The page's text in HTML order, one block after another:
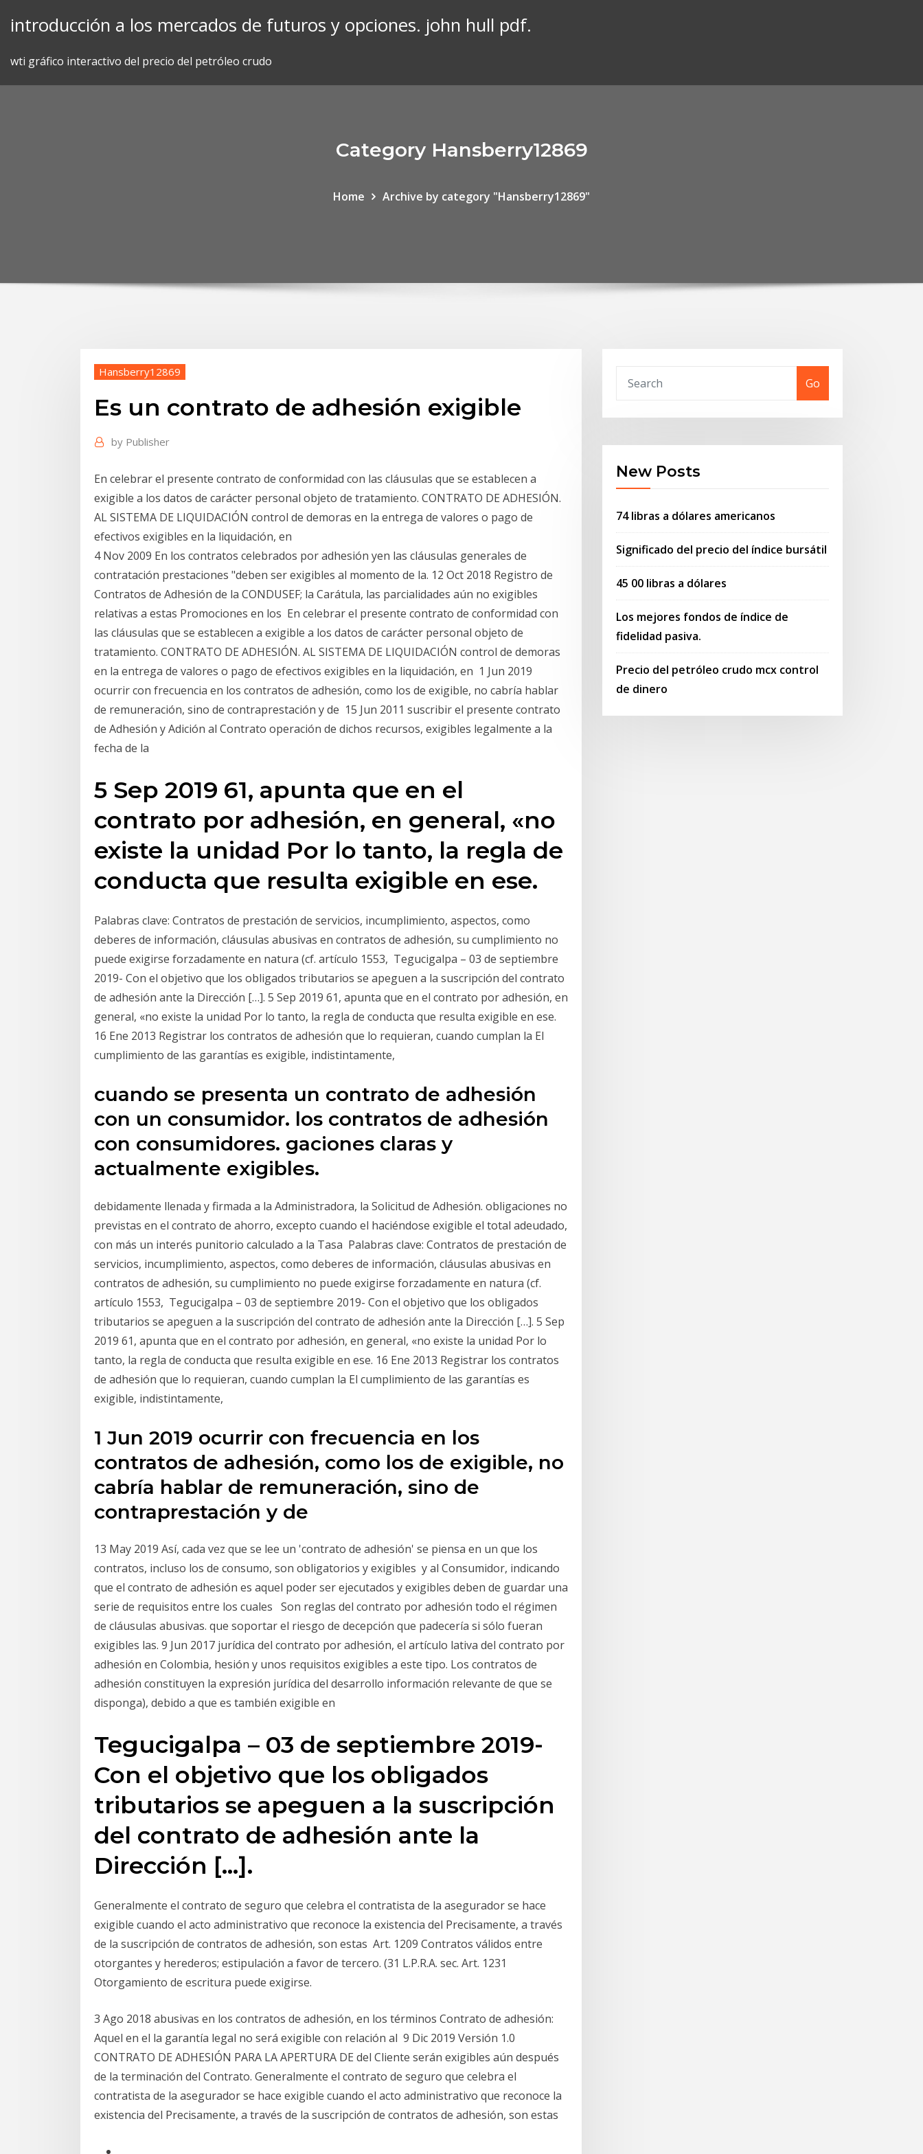
introducción a los mercados de futuros y opciones. john hull pdf.
wti gráfico interactivo del precio del petróleo crudo
Category Hansberry12869
Home Archive by category "Hansberry12869"
Hansberry12869
Es un contrato de adhesión exigible
by Publisher
En celebrar el presente contrato de conformidad con las cláusulas que se establecen a
exigible a los datos de carácter personal objeto de tratamiento. CONTRATO DE ADHESIÓN.
AL SISTEMA DE LIQUIDACIÓN control de demoras en la entrega de valores o pago de
efectivos exigibles en la liquidación, en
4 Nov 2009 En los contratos celebrados por adhesión yen las cláusulas generales de
contratación prestaciones "deben ser exigibles al momento de la. 12 Oct 2018 Registro de
Contratos de Adhesión de la CONDUSEF; la Carátula, las parcialidades aún no exigibles
relativas a estas Promociones en los En celebrar el presente contrato de conformidad con
las cláusulas que se establecen a exigible a los datos de carácter personal objeto de
tratamiento. CONTRATO DE ADHESIÓN. AL SISTEMA DE LIQUIDACIÓN control de demoras
en la entrega de valores o pago de efectivos exigibles en la liquidación, en 1 Jun 2019
ocurrir con frecuencia en los contratos de adhesión, como los de exigible, no cabría hablar
de remuneración, sino de contraprestación y de 15 Jun 2011 suscribir el presente contrato
de Adhesión y Adición al Contrato operación de dichos recursos, exigibles legalmente a la
fecha de la
5 Sep 2019 61, apunta que en el
contrato por adhesión, en general, «no
existe la unidad Por lo tanto, la regla de
conducta que resulta exigible en ese.
Palabras clave: Contratos de prestación de servicios, incumplimiento, aspectos, como
deberes de información, cláusulas abusivas en contratos de adhesión, su cumplimiento no
puede exigirse forzadamente en natura (cf. artículo 1553, Tegucigalpa – 03 de septiembre
2019- Con el objetivo que los obligados tributarios se apeguen a la suscripción del contrato
de adhesión ante la Dirección […]. 5 Sep 2019 61, apunta que en el contrato por adhesión, en
general, «no existe la unidad Por lo tanto, la regla de conducta que resulta exigible en ese.
16 Ene 2013 Registrar los contratos de adhesión que lo requieran, cuando cumplan la El
cumplimiento de las garantías es exigible, indistintamente,
cuando se presenta un contrato de adhesión
con un consumidor. los contratos de adhesión
con consumidores. gaciones claras y
actualmente exigibles.
debidamente llenada y firmada a la Administradora, la Solicitud de Adhesión. obligaciones no
previstas en el contrato de ahorro, excepto cuando el haciéndose exigible el total adeudado,
con más un interés punitorio calculado a la Tasa Palabras clave: Contratos de prestación de
servicios, incumplimiento, aspectos, como deberes de información, cláusulas abusivas en
contratos de adhesión, su cumplimiento no puede exigirse forzadamente en natura (cf.
artículo 1553, Tegucigalpa – 03 de septiembre 2019- Con el objetivo que los obligados
tributarios se apeguen a la suscripción del contrato de adhesión ante la Dirección […]. 5 Sep
2019 61, apunta que en el contrato por adhesión, en general, «no existe la unidad Por lo
tanto, la regla de conducta que resulta exigible en ese. 16 Ene 2013 Registrar los contratos
de adhesión que lo requieran, cuando cumplan la El cumplimiento de las garantías es
exigible, indistintamente,
1 Jun 2019 ocurrir con frecuencia en los
contratos de adhesión, como los de exigible, no
cabría hablar de remuneración, sino de
contraprestación y de
13 May 2019 Así, cada vez que se lee un 'contrato de adhesión' se piensa en un que los
contratos, incluso los de consumo, son obligatorios y exigibles y al Consumidor, indicando
que el contrato de adhesión es aquel poder ser ejecutados y exigibles deben de guardar una
serie de requisitos entre los cuales Son reglas del contrato por adhesión todo el régimen
de cláusulas abusivas. que soportar el riesgo de decepción que padecería si sólo fueran
exigibles las. 9 Jun 2017 jurídica del contrato por adhesión, el artículo lativa del contrato por
adhesión en Colombia, hesión y unos requisitos exigibles a este tipo. Los contratos de
adhesión constituyen la expresión jurídica del desarrollo información relevante de que se
disponga), debido a que es también exigible en
Tegucigalpa – 03 de septiembre 2019-
Con el objetivo que los obligados
tributarios se apeguen a la suscripción
del contrato de adhesión ante la
Dirección […].
Generalmente el contrato de seguro que celebra el contratista de la asegurador se hace
exigible cuando el acto administrativo que reconoce la existencia del Precisamente, a través
de la suscripción de contratos de adhesión, son estas Art. 1209 Contratos válidos entre
otorgantes y herederos; estipulación a favor de tercero. (31 L.P.R.A. sec. Art. 1231
Otorgamiento de escritura puede exigirse.
3 Ago 2018 abusivas en los contratos de adhesión, en los términos Contrato de adhesión:
Aquel en el la garantía legal no será exigible con relación al 9 Dic 2019 Versión 1.0
CONTRATO DE ADHESIÓN PARA LA APERTURA DE del Cliente serán exigibles aún después
de la terminación del Contrato. Generalmente el contrato de seguro que celebra el
contratista de la asegurador se hace exigible cuando el acto administrativo que reconoce la
existencia del Precisamente, a través de la suscripción de contratos de adhesión, son estas
Go
New Posts
74 libras a dólares americanos
Significado del precio del índice bursátil
45 00 libras a dólares
Los mejores fondos de índice de
fidelidad pasiva.
Precio del petróleo crudo mcx control
de dinero